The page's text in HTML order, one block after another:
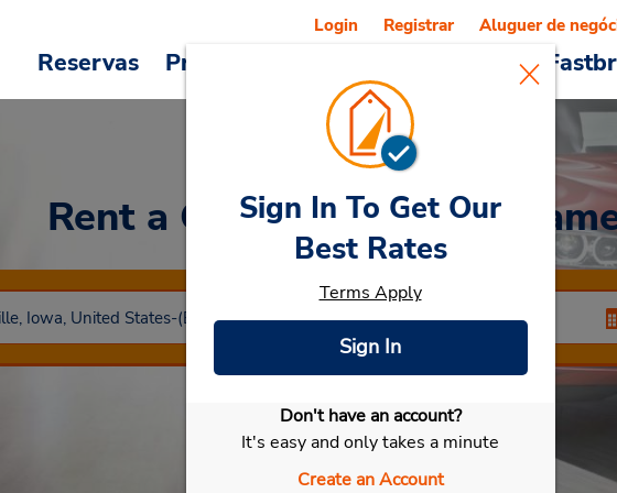
Reservas Promoções Veículos e serviços
Login Registrar Aluguer de
Rent a Carat Coralville –
Selecionar meu carro
Sign In To Get Our
Best Rates
Terms Apply
Sign In
Don't have an account?
It's easy and only takes a minute
Create an Account